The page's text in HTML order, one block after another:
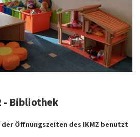
- Bibliothek
der Öffnungszeiten des IKMZ benutzt